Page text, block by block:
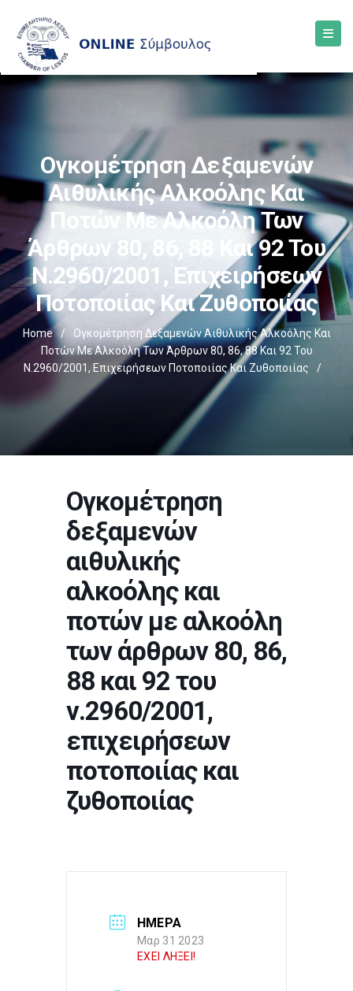
Ογκομέτρηση Δεξαμενών
Αιθυλικής Αλκοόλης Και
Ποτών Με Αλκοόλη Των
Άρθρων 80, 86, 88 Και 92 Του
Ν.2960/2001, Επιχειρήσεων
Ποτοποιίας Και Ζυθοποιίας
Home /
Ογκομέτρηση Δεξαμενών Αιθυλικής Αλκοόλης Και
Ποτών Με Αλκοόλη Των Άρθρων 80, 86, 88 Και 92 Του
Ν.2960/2001, Επιχειρήσεων Ποτοποιίας Και Ζυθοποιίας
/
Ογκομέτρηση
δεξαμενών
αιθυλικής
αλκοόλης και
ποτών με αλκοόλη
των άρθρων 80, 86,
88 και 92 του
ν.2960/2001,
επιχειρήσεων
ποτοποιίας και
ζυθοποιίας
ΗΜΕΡΑ
Μαρ 31 2023
ΕΧΕΙ ΛΗΞΕΙ!